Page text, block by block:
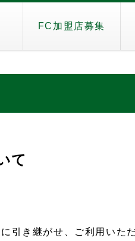
FC加盟店募集
て
引き継がせ、ご利用いた